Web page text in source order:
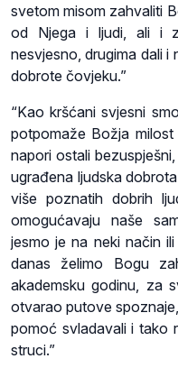
svetom misom zahvaliti
od Njega i ljudi, ali i
nesvjesno, drugima dali
dobrote čovjeku.”
“Kao kršćani svjesni
potpomaže Božja
napori ostali
ugrađena ljudska
više poznatih dobrih
omogućavaju naše
jesmo je na neki način
danas želimo Bogu
akademsku godinu, za
otvarao putove
pomoć svladavali i tako
struci.”